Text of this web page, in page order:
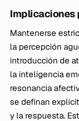
Implicaciones
Mantenerse
la percepción
introducción de
la inteligencia
resonancia
se definan
y la respuesta.